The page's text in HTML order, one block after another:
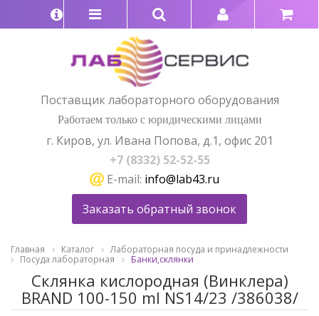
Поставщик лабораторного оборудования
Работаем только с юридическими лицами
г. Киров, ул. Ивана Попова, д.1, офис 201
+7 (8332) 52-52-55
E-mail: info@lab43.ru
Заказать обратный звонок
Главная Каталог
Лабораторная посуда и принадлежности
Посуда лабораторная
Банки,склянки
Склянка кислородная (Винклера)
BRAND 100-150 ml NS14/23 /386038/